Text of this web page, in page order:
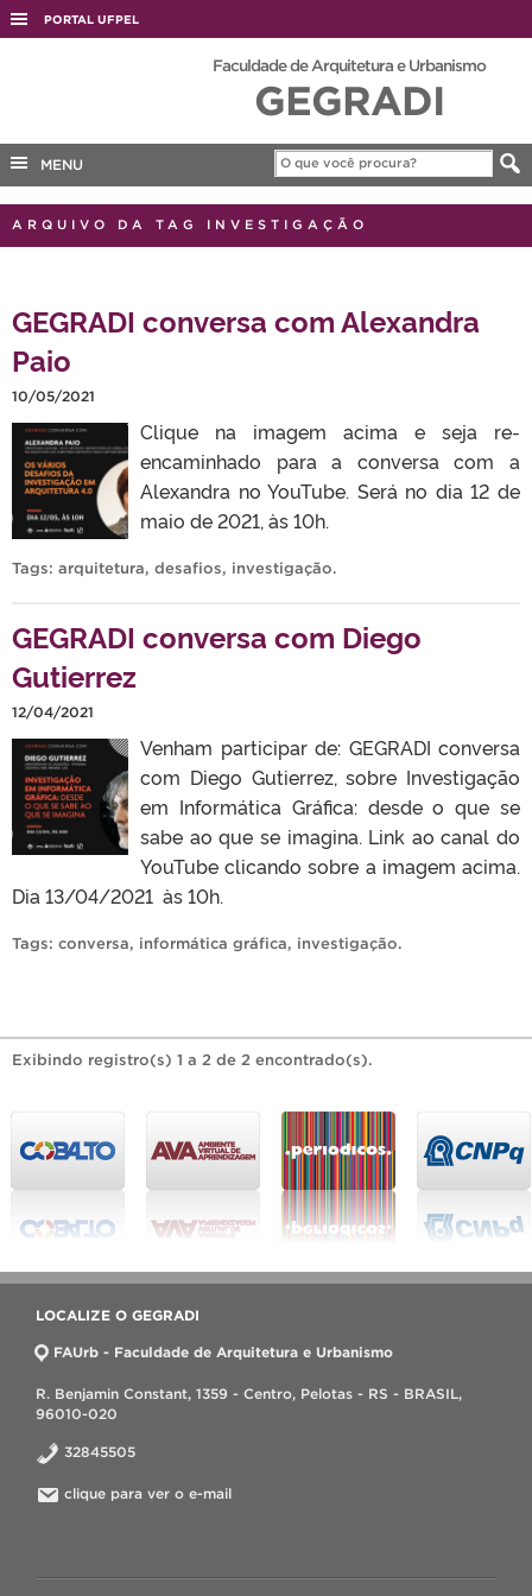
PORTAL UFPEL
EDITAIS
Faculdade de Arquitetura e Urbanismo
GEGRADI
MENU
ARQUIVO DA TAG INVESTIGAÇÃO
GEGRADI conversa com Alexandra
Paio
10/05/2021
Clique na imagem acima e seja re-
encaminhado para a conversa com a
Alexandra no YouTube. Será no dia 12 de
maio de 2021, às 10h.
Tags: arquitetura, desafios, investigação.
GEGRADI conversa com Diego
Gutierrez
12/04/2021
Venham participar de: GEGRADI conversa
com Diego Gutierrez, sobre Investigação
em Informática Gráfica: desde o que se
sabe ao que se imagina. Link ao canal do
YouTube clicando sobre a imagem acima.
Dia 13/04/2021 às 10h.
Tags: conversa, informática gráfica, investigação.
Exibindo registro(s) 1 a 2 de 2 encontrado(s).
LOCALIZE O GEGRADI
FAUrb - Faculdade de Arquitetura e Urbanismo
R. Benjamin Constant, 1359 - Centro, Pelotas - RS - BRASIL,
96010-020
32845505
clique para ver o e-mail